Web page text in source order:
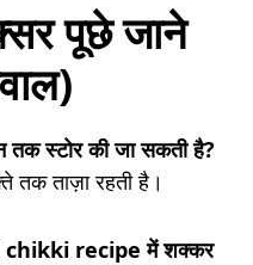
पूछे जाने
तक स्टोर की जा सकती है?
तक ताज़ा रहती है।
chikki recipe में शक्कर